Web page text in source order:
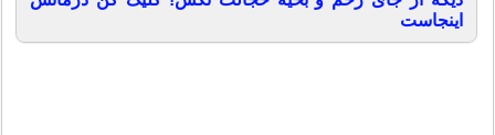
اینجاست